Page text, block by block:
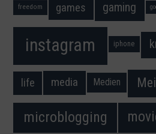
freedom games gaming
instagram iphone
life media Medien
microblogging